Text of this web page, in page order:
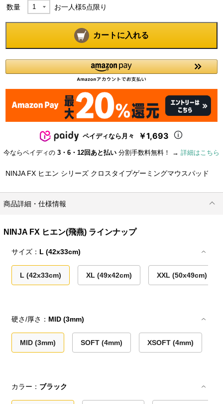
数量 お一人様5点限り
カートに入れる
ペイディなら月々 ￥1,693
今ならペイディの 3・6・12回あと払い 分割手数料無料！ → 詳細はこちら
NINJA FX ヒエン シリーズ クロスタイプゲーミングマウスパッド
商品詳細・仕様情報
NINJA FX ヒエン(飛燕) ラインナップ
サイズ： L (42x33cm)
L (42x33cm) XL (49x42cm) XXL (50x49cm)
硬さ/厚さ： MID (3mm)
MID (3mm) SOFT (4mm) XSOFT (4mm)
カラー： ブラック